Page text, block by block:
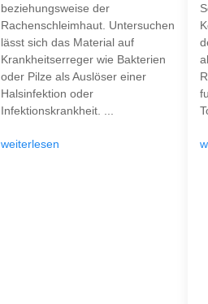
beziehungsweise der
Rachenschleimhaut. Untersuchen
lässt sich das Material auf
Krankheitserreger wie Bakterien
oder Pilze als Auslöser einer
Halsinfektion oder
Infektionskrankheit. ...
weiterlesen